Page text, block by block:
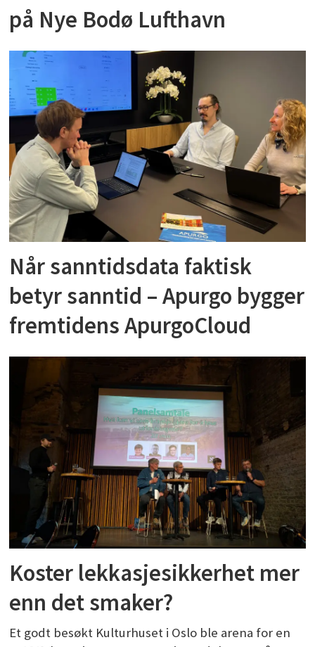
på Nye Bodø Lufthavn
Når sanntidsdata faktisk
betyr sanntid – Apurgo bygger
fremtidens ApurgoCloud
Koster lekkasjesikkerhet mer
enn det smaker?
Et godt besøkt Kulturhuset i Oslo ble arena for en